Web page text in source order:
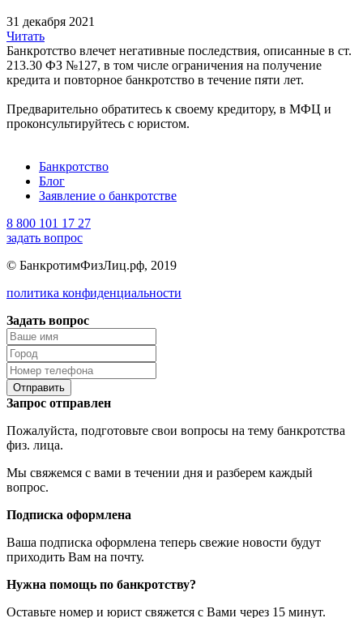
31 декабря 2021
Читать
Банкротство влечет негативные последствия, описанные в ст.
213.30 ФЗ №127, в том числе ограничения на получение
кредита и повторное банкротство в течение пяти лет.
Предварительно обратитесь к своему кредитору, в МФЦ и
проконсультируйтесь с юристом.
Банкротство
Блог
Заявление о банкротстве
8 800 101 17 27
задать вопрос
© БанкротимФизЛиц.рф, 2019
политика конфиденциальности
Задать вопрос
Отправить
Запрос отправлен
Пожалуйста, подготовьте свои вопросы на тему банкротства
физ. лица.
Мы свяжемся с вами в течении дня и разберем каждый
вопрос.
Подписка оформлена
Ваша подписка оформлена теперь свежие новости будут
приходить Вам на почту.
Нужна помощь по банкротству?
Оставьте номер и юрист свяжется с Вами через 15 минут.